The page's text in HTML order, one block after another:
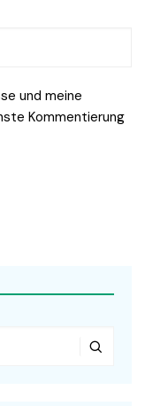
und meine
Kommentierung